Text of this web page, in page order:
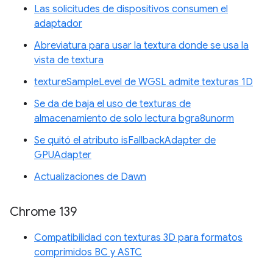
Las solicitudes de dispositivos consumen el
adaptador
Abreviatura para usar la textura donde se usa la
vista de textura
textureSampleLevel de WGSL admite texturas 1D
Se da de baja el uso de texturas de
almacenamiento de solo lectura bgra8unorm
Se quitó el atributo isFallbackAdapter de
GPUAdapter
Actualizaciones de Dawn
Chrome 139
Compatibilidad con texturas 3D para formatos
comprimidos BC y ASTC